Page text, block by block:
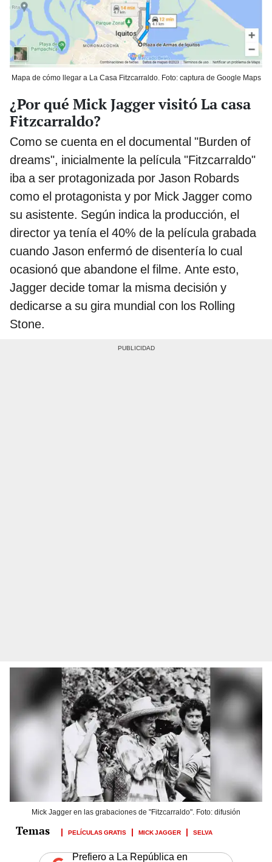
Mapa de cómo llegar a La Casa Fitzcarraldo. Foto: captura de Google Maps
¿Por qué Mick Jagger visitó La casa
Fitzcarraldo?
Como se cuenta en el documental "Burden of
dreams", inicialmente la película "Fitzcarraldo"
iba a ser protagonizada por Jason Robards
como el protagonista y por Mick Jagger como
su asistente. Según indica la producción, el
director ya tenía el 40% de la película grabada
cuando Jason enfermó de disentería lo cual
ocasionó que abandone el filme. Ante esto,
Jagger decide tomar la misma decisión y
dedicarse a su gira mundial con los Rolling
Stone.
Mick Jagger en las grabaciones de "Fitzcarraldo". Foto: difusión
PELÍCULAS GRATIS MICK JAGGER SELVA
Prefiero a La República en